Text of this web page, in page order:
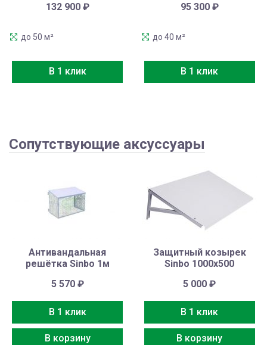
132 900 ₽
до 50 м²
В 1 клик
95 300 ₽
до 40 м²
В 1 клик
Сопутствующие аксуссуары
Антивандальная
решётка Sinbo 1м
5 570 ₽
В 1 клик
В корзину
Защитный козырек
Sinbo 1000х500
5 000₽
В 1 клик
В корзину